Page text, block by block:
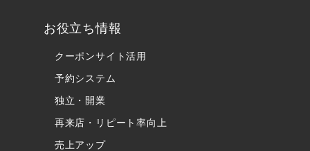
お役立ち情報
クーポンサイト活用
予約システム
独立・開業
再来店・リピート率向上
売上アップ